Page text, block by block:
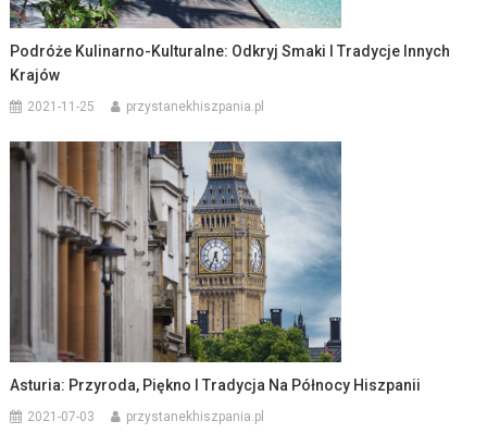
Podróże Kulinarno-Kulturalne: Odkryj Smaki I Tradycje Innych
Krajów
2021-11-25 przystanekhiszpania.pl
Asturia: Przyroda, Piękno I Tradycja Na Północy Hiszpanii
2021-07-03 przystanekhiszpania.pl